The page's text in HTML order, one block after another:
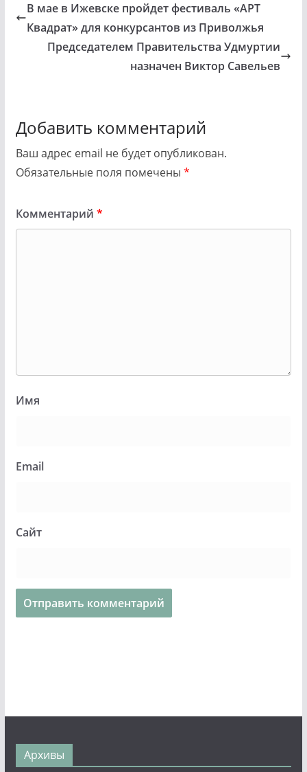
В мае в Ижевске пройдет фестиваль «АРТ
Квадрат» для конкурсантов из Приволжья
Председателем Правительства Удмуртии
назначен Виктор Савельев
Добавить комментарий
Ваш адрес email не будет опубликован.
Обязательные поля помечены *
Комментарий *
Имя
Email
Сайт
Архивы